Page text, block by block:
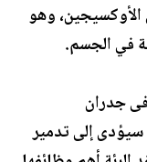
الأوكسيجين، وهو
في الجسم.
جدران
سيؤدى إلى تدمير